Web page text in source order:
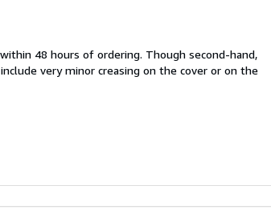
48 hours of ordering. Though second-hand,
very minor creasing on the cover or on the